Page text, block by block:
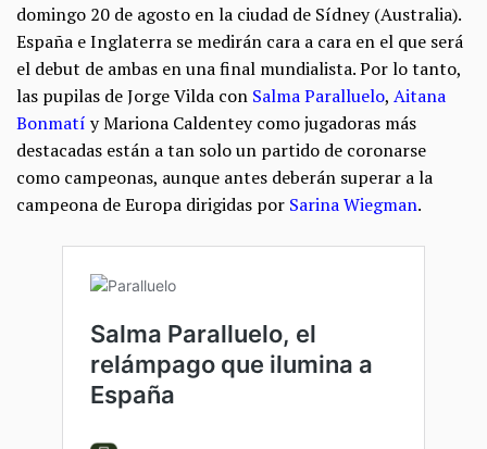
domingo 20 de agosto en la ciudad de Sídney (Australia).
España e Inglaterra se medirán cara a cara en el que será
el debut de ambas en una final mundialista. Por lo tanto,
las pupilas de Jorge Vilda con Salma Paralluelo, Aitana
Bonmatí y Mariona Caldentey como jugadoras más
destacadas están a tan solo un partido de coronarse
como campeonas, aunque antes deberán superar a la
campeona de Europa dirigidas por Sarina Wiegman.